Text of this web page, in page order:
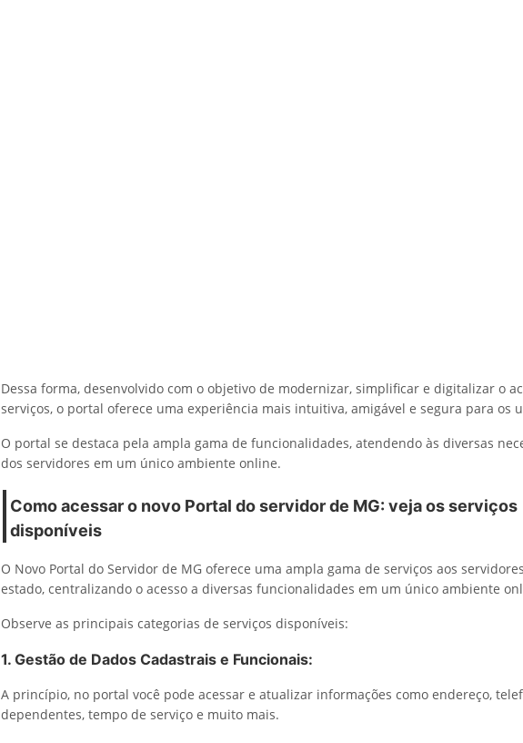
Dessa forma, desenvolvido com o objetivo de modernizar, simplificar e digitalizar o
serviços, o portal oferece uma experiência mais intuitiva, amigável e segura para os
O portal se destaca pela ampla gama de funcionalidades, atendendo às diversas
dos servidores em um único ambiente online.
Como acessar o novo Portal do servidor de MG: veja os serviços
disponíveis
O Novo Portal do Servidor de MG oferece uma ampla gama de serviços aos
estado, centralizando o acesso a diversas funcionalidades em um único ambiente
Observe as principais categorias de serviços disponíveis:
1. Gestão de Dados Cadastrais e Funcionais:
A princípio, no portal você pode acessar e atualizar informações como endereço,
dependentes, tempo de serviço e muito mais.